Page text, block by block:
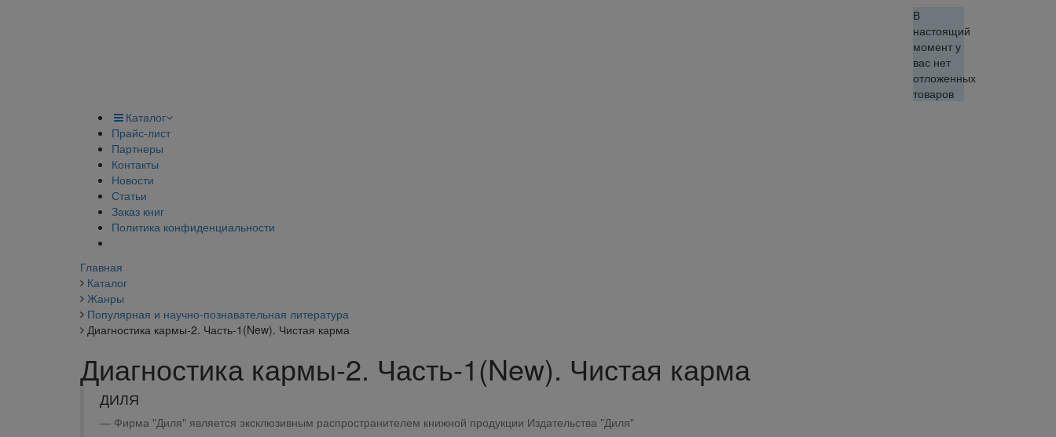
В
настоящий
момент у
вас нет
отложенных
товаров
Каталог
Прайс-лист
Партнеры
Контакты
Новости
Статьи
Заказ книг
Политика конфиденциальности
Главная
Каталог
Жанры
Популярная и научно-познавательная литература
Диагностика кармы-2. Часть-1(New). Чистая карма
Диагностика кармы-2. Часть-1(New). Чистая карма
ДИЛЯ
Фирма "Диля" является эксклюзивным распространителем книжной продукции Издательства "Диля"